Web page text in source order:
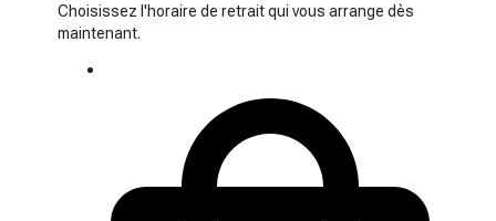
Choisissez l'horaire de retrait qui vous arrange dès
maintenant.